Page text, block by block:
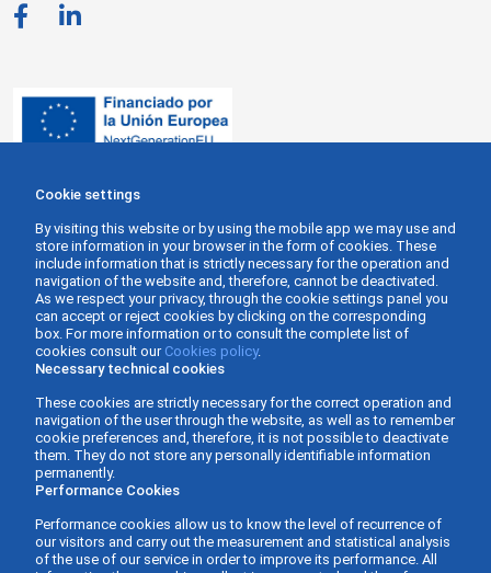
Cookie settings
By visiting this website or by using the mobile app we may use and
store information in your browser in the form of cookies. These
include information that is strictly necessary for the operation and
navigation of the website and, therefore, cannot be deactivated.
As we respect your privacy, through the cookie settings panel you
can accept or reject cookies by clicking on the corresponding
box. For more information or to consult the complete list of
cookies consult our Cookies policy.
Necessary technical cookies
These cookies are strictly necessary for the correct operation and
navigation of the user through the website, as well as to remember
cookie preferences and, therefore, it is not possible to deactivate
them. They do not store any personally identifiable information
permanently.
Performance Cookies
Performance cookies allow us to know the level of recurrence of
our visitors and carry out the measurement and statistical analysis
of the use of our service in order to improve its performance. All